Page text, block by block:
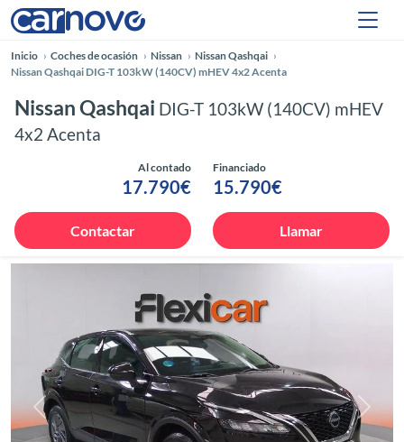
Inicio Coches de ocasión Nissan
Nissan Qashqai
Nissan Qashqai DIG-T 103kW (140CV) mHEV 4x2 Acenta
Nissan Qashqai DIG-T 103kW (140CV) mHEV
4x2 Acenta
Al contado
17.790€
Financiado
15.790€
Contactar Llamar
Anterior